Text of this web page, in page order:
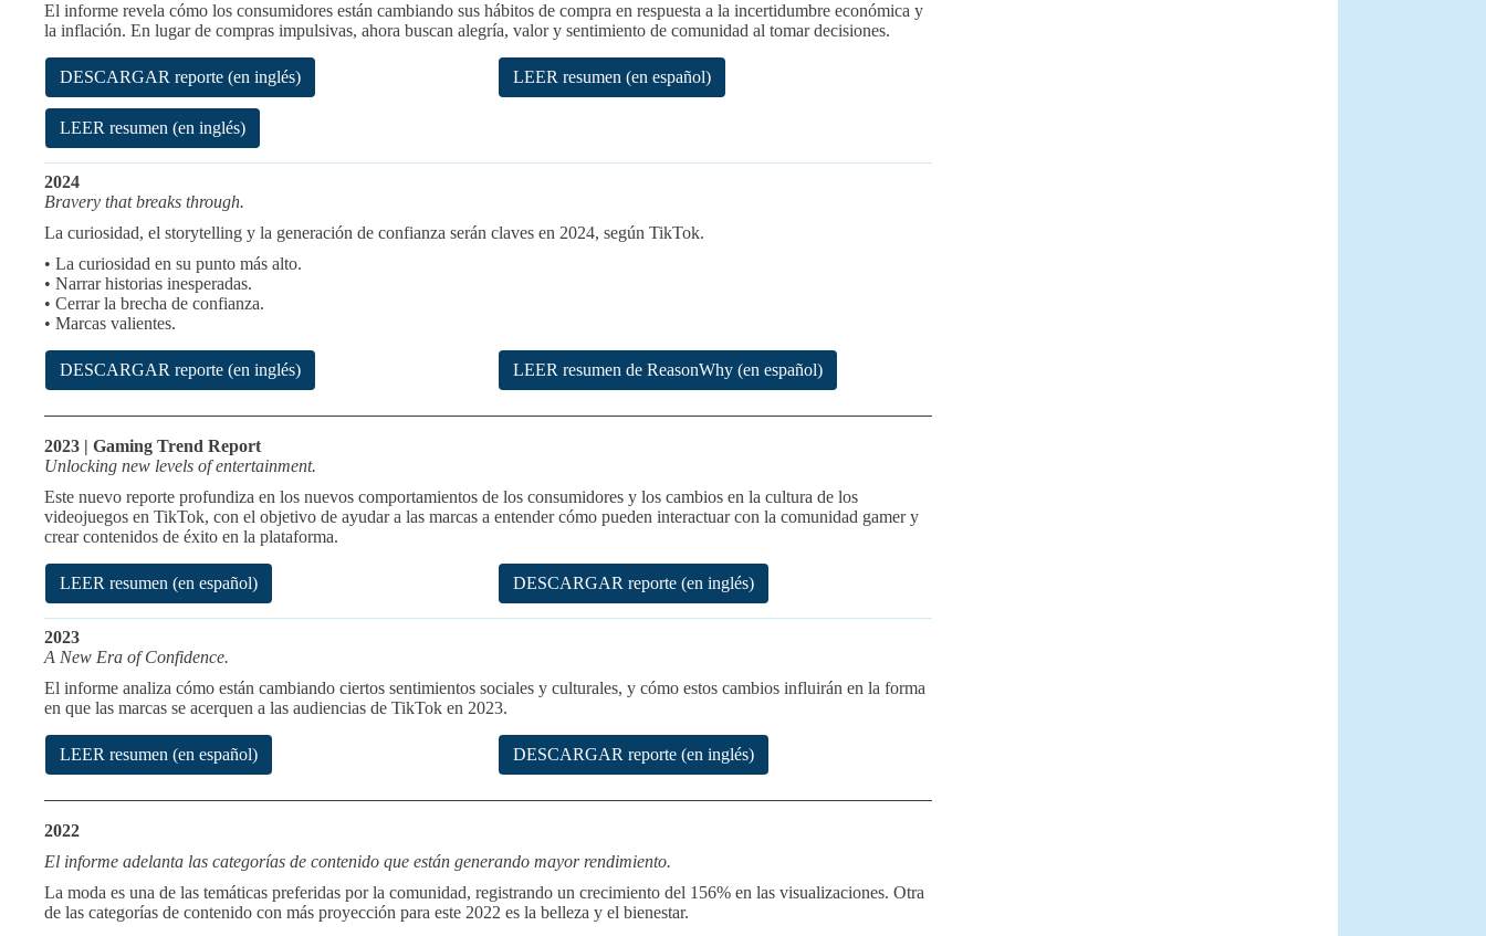
El informe revela cómo los consumidores están cambiando sus hábitos de compra en respuesta a la incertidumbre económica y
la inflación. En lugar de compras impulsivas, ahora buscan alegría, valor y sentimiento de comunidad al tomar decisiones.
DESCARGAR reporte (en inglés) LEER resumen (en español)
LEER resumen (en inglés)
2024
Bravery that breaks through.
La curiosidad, el storytelling y la generación de confianza serán claves en 2024, según TikTok.
• La curiosidad en su punto más alto.
• Narrar historias inesperadas.
• Cerrar la brecha de confianza.
• Marcas valientes.
DESCARGAR reporte (en inglés) LEER resumen de ReasonWhy (en español)
2023 | Gaming Trend Report
Unlocking new levels of entertainment.
Este nuevo reporte profundiza en los nuevos comportamientos de los consumidores y los cambios en la cultura de los
videojuegos en TikTok, con el objetivo de ayudar a las marcas a entender cómo pueden interactuar con la comunidad gamer y
crear contenidos de éxito en la plataforma.
LEER resumen (en español) DESCARGAR reporte (en inglés)
2023
A New Era of Confidence.
El informe analiza cómo están cambiando ciertos sentimientos sociales y culturales, y cómo estos cambios influirán en la forma
en que las marcas se acerquen a las audiencias de TikTok en 2023.
LEER resumen (en español) DESCARGAR reporte (en inglés)
2022
El informe adelanta las categorías de contenido que están generando mayor rendimiento.
La moda es una de las temáticas preferidas por la comunidad, registrando un crecimiento del 156% en las visualizaciones. Otra
de las categorías de contenido con más proyección para este 2022 es la belleza y el bienestar.